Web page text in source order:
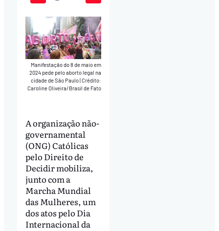
Play Mute
Manifestação do 8 de maio em
2024 pede pelo aborto legal na
cidade de São Paulo Crédito:
Caroline Oliveira/Brasil de Fato
A organização não-
governamental
(ONG) Católicas
pelo Direito de
Decidir mobiliza,
junto com a
Marcha Mundial
das Mulheres, um
dos atos pelo Dia
Internacional da